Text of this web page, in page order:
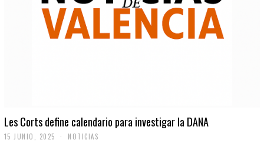
Les Corts define calendario para investigar la DANA
15 JUNIO, 2025 NOTICIAS